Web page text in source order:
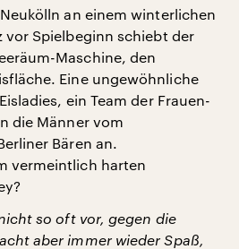
an einem winterlichen
vor Spielbeginn schiebt der
Maschine, den
Eine ungewöhnliche
ein Team der Frauen-
die Männer vom
Bären an.
vermeintlich harten
so oft vor, gegen die
aber immer wieder Spaß,